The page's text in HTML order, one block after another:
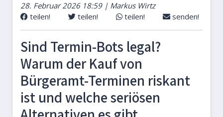
28. Februar 2026 18:59 | Markus Wirtz
teilen!
teilen! teilen! senden!
Sind Termin-Bots legal?
Warum der Kauf von
Bürgeramt-Terminen riskant
ist und welche seriösen